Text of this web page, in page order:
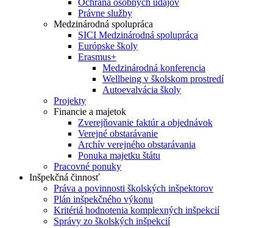
Ochrana osobných údajov
Právne služby
Medzinárodná spolupráca
SICI Medzinárodná spolupráca
Európske školy
Erasmus+
Medzinárodná konferencia
Wellbeing v školskom prostredí
Autoevalvácia školy
Projekty
Financie a majetok
Zverejňovanie faktúr a objednávok
Verejné obstarávanie
Archív verejného obstarávania
Ponuka majetku štátu
Pracovné ponuky
Inšpekčná činnosť
Práva a povinnosti školských inšpektorov
Plán inšpekčného výkonu
Kritériá hodnotenia komplexných inšpekcií
Správy zo školských inšpekcií